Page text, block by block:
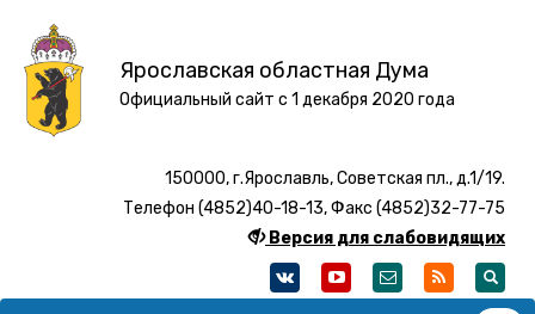
Ярославская областная Дума
Официальный сайт с 1 декабря 2020 года
150000, г.Ярославль, Советская пл., д.1/19.
Телефон (4852)40-18-13, Факс (4852)32-77-75
Версия для слабовидящих